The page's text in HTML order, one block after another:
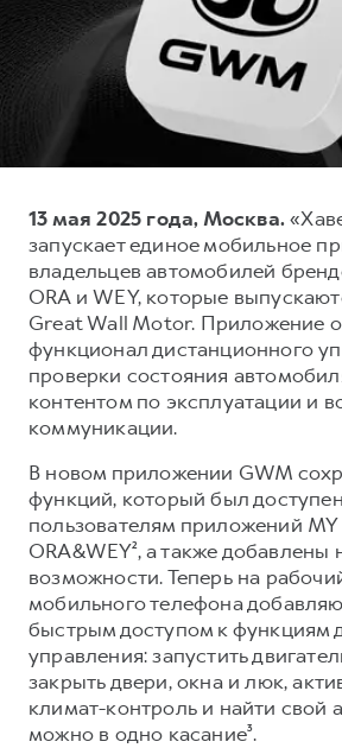
от 4 799
Тест-драйв
Трейд-ин
КРЕДИТ И
Страхование
Кредит
КОРПОРАТИВНЫМ
Для малого бизнеса
Корпоративным клиентам
Крупным корпоративным
Система управления
Сервис для корпоративных
HAVAL Лизинг
АКСЕССУАРЫ HAVAL
Автомобильные аксессуары
Коллекция PRO
СЕРВИСНОЕ
Нулевое ТО
Программа «Помощь на дороге»
Регламенты технического
GWM Безопасность
Гарантия HAVAL
Мобильное приложение GWM
Программа «HAVAL Защита+»
Руководства по эксплуатации
Подписки
АКСЕССУАРЫ HAVAL
Автомобильные аксессуары
Коллекция PRO
Коллекция Базовая
Коллекция Детская
О дилере
Наша команда
13 мая 2025 года, Москва.
запускает единое мобильное
владельцев автомобилей
ORA и WEY, которые
Great Wall Motor. Приложение
функционал дистанционного
проверки состояния
контентом по эксплуатации и
коммуникации.
В новом приложении GWM
функций, который был
пользователям приложений MY
ORA&WEY², а также добавлены
возможности. Теперь на
мобильного телефона
быстрым доступом к функциям
управления: запустить
закрыть двери, окна и люк,
климат-контроль и найти свой
можно в одно касание³.